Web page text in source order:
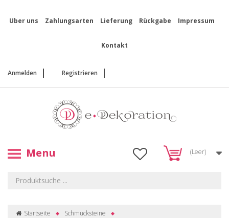
Uber uns Zahlungsarten Lieferung Rückgabe Impressum
Kontakt
Anmelden Registrieren
(Leer)
Menu
Startseite
Schmucksteine